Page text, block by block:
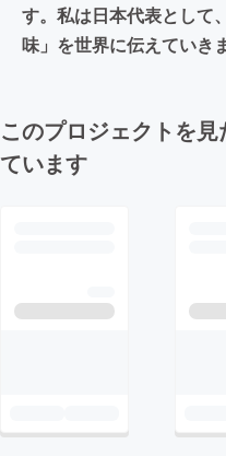
す。私は日本代表として
味」を世界に伝えていき
このプロジェクトを
ています